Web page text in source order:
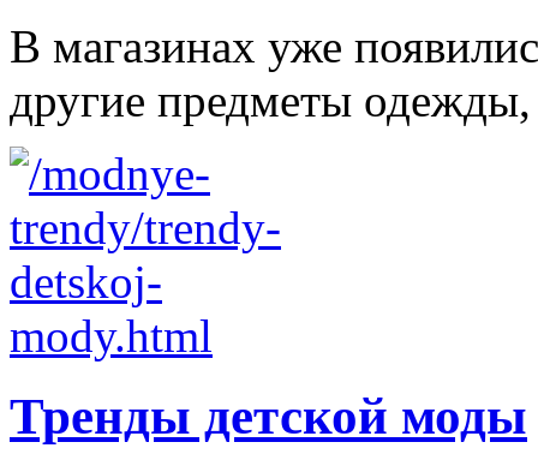
В магазинах уже
другие предметы
Тренды детской моды